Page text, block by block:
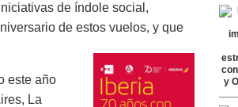
de índole social,
de estos vuelos, y que
este año
La